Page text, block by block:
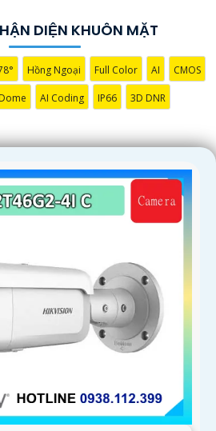
DIỆN KHUÔN MẶT
Hồng Ngoại Full Color AI CMOS
AI Coding IP66 3D DNR